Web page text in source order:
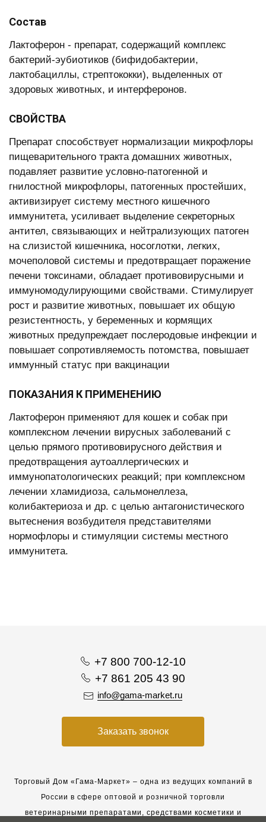
Состав
Лактоферон - препарат, содержащий комплекс
бактерий-эубиотиков (бифидобактерии,
лактобациллы, стрептококки), выделенных от
здоровых животных, и интерферонов.
СВОЙСТВА
Препарат способствует нормализации микрофлоры
пищеварительного тракта домашних животных,
подавляет развитие условно-патогенной и
гнилостной микрофлоры, патогенных простейших,
активизирует систему местного кишечного
иммунитета, усиливает выделение секреторных
антител, связывающих и нейтрализующих патоген
на слизистой кишечника, носоглотки, легких,
мочеполовой системы и предотвращает поражение
печени токсинами, обладает противовирусными и
иммуномодулирующими свойствами. Стимулирует
рост и развитие животных, повышает их общую
резистентность, у беременных и кормящих
животных предупреждает послеродовые инфекции и
повышает сопротивляемость потомства, повышает
иммунный статус при вакцинации
ПОКАЗАНИЯ К ПРИМЕНЕНИЮ
Лактоферон применяют для кошек и собак при
комплексном лечении вирусных заболеваний с
целью прямого противовирусного действия и
предотвращения аутоаллергических и
иммунопатологических реакций; при комплексном
лечении хламидиоза, сальмонеллеза,
колибактериоза и др. с целью антагонистического
вытеснения возбудителя представителями
нормофлоры и стимуляции системы местного
иммунитета.
+7 800 700-12-10
+7 861 205 43 90
info@gama-market.ru
Заказать звонок
Торговый Дом «Гама-Маркет» – одна из ведущих компаний в
России в сфере оптовой и розничной торговли
ветеринарными препаратами, средствами косметики и